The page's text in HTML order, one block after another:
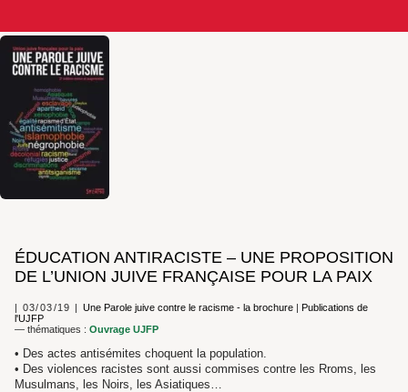
ÉDUCATION ANTIRACISTE – UNE PROPOSITION
DE L’UNION JUIVE FRANÇAISE POUR LA PAIX
03/03/19 Une Parole juive contre le racisme - la brochure| Publications de
l'UJFP
— thématiques : Ouvrage UJFP
• Des actes antisémites choquent la population.
• Des violences racistes sont aussi commises contre les Rroms, les
Musulmans, les Noirs, les Asiatiques…